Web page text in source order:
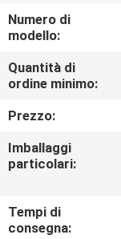
DELLA
FABBRICA
CONTROLLO
DI
QUALITÀ
Numero di
modello:
Quantità di
ordine minimo:
Prezzo:
Imballaggi
particolari:
Tempi di
consegna: